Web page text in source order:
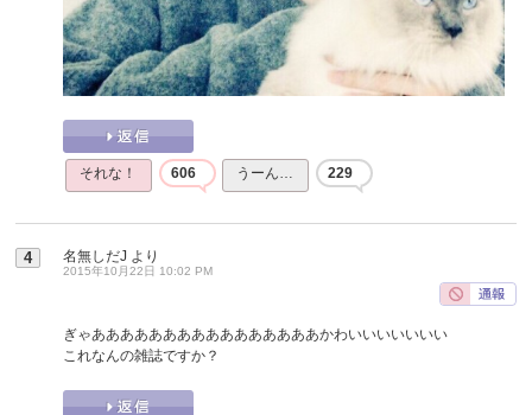
それな！ 606 うーん… 229
4 名無しだJ より
2015年10月22日 10:02 PM
ぎゃああああああああああああああああかわいいいいいいい
これなんの雑誌ですか？